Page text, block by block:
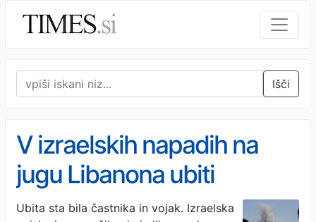
Išči
V izraelskih napadih na
jugu Libanona ubiti
pripadniki libanonske
Ubita sta bila častnika in vojak. Izraelska